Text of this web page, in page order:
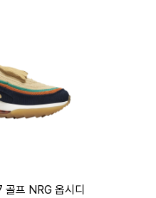
골프 NRG 옵시디